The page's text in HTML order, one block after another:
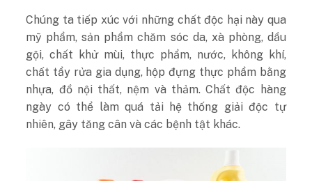
Chúng ta tiếp xúc với những chất độc hại này qua
mỹ phẩm, sản phẩm chăm sóc da, xà phòng, dầu
gội, chất khử mùi, thực phẩm, nước, không khí,
chất tẩy rửa gia dụng, hộp đựng thực phẩm bằng
nhựa, đồ nội thất, nệm và thảm. Chất độc hàng
ngày có thể làm quá tải hệ thống giải độc tự
nhiên, gây tăng cân và các bệnh tật khác.